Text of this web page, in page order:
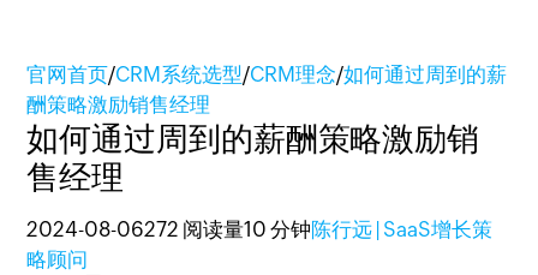
官网首页/CRM系统选型/CRM理念/如何通过周到的薪
酬策略激励销售经理
如何通过周到的薪酬策略激励销
售经理
2024-08-06272 阅读量10 分钟陈行远 | SaaS增长策
略顾问